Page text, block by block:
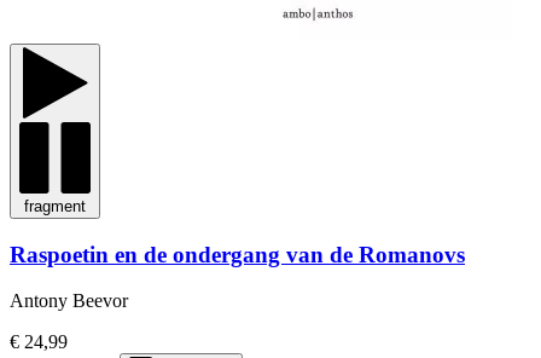
fragment
Raspoetin en de ondergang van de Romanovs
Antony Beevor
€ 24,99